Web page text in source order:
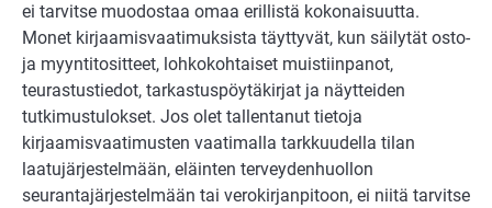
ei tarvitse muodostaa omaa erillistä kokonaisuutta.
Monet kirjaamisvaatimuksista täyttyvät, kun säilytät osto-
ja myyntitositteet, lohkokohtaiset muistiinpanot,
teurastustiedot, tarkastuspöytäkirjat ja näytteiden
tutkimustulokset. Jos olet tallentanut tietoja
kirjaamisvaatimusten vaatimalla tarkkuudella tilan
laatujärjestelmään, eläinten terveydenhuollon
seurantajärjestelmään tai verokirjanpitoon, ei niitä tarvitse